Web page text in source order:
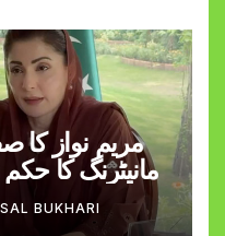
مریم نواز
مانیٹرنگ کا
BUKHARI